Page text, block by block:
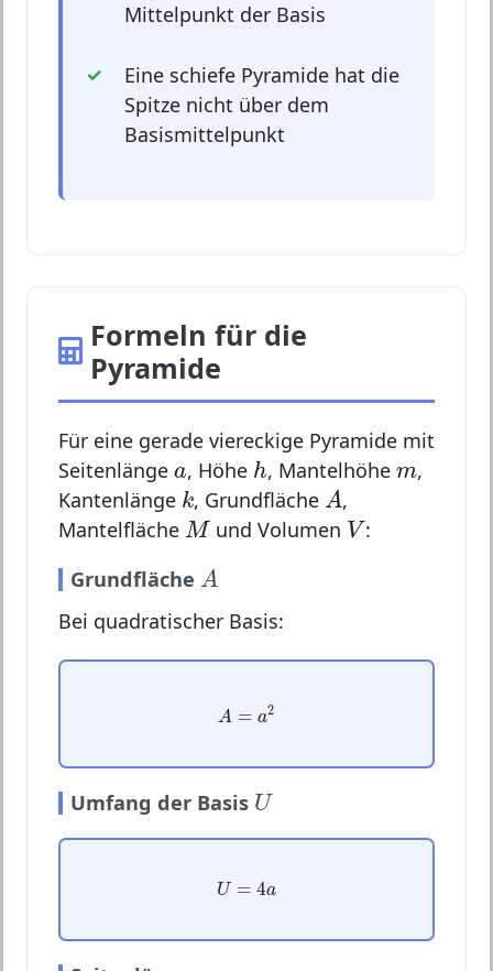
Mittelpunkt der Basis
Eine schiefe Pyramide hat die
Spitze nicht über dem
Basismittelpunkt
Formeln für die
Pyramide
Für eine gerade viereckige Pyramide mit
Seitenlänge a
a, Höhe h
h, Mantelhöhe m
m,
Kantenlänge k
k, Grundfläche A
A,
Mantelfläche M
Mund Volumen V
V:
Grundfläche A
A
Bei quadratischer Basis:
A = a2
2
Umfang der Basis U
U
U = 4a
U 4a